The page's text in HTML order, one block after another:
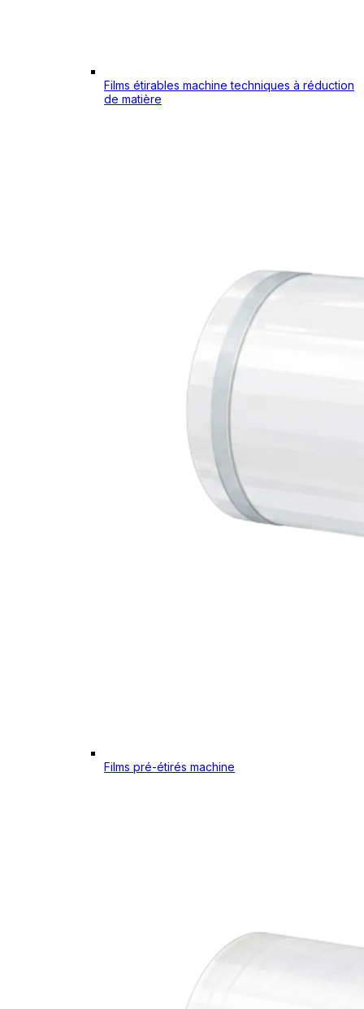
Films étirables machine techniques à réduction
de matière
Films pré-étirés machine